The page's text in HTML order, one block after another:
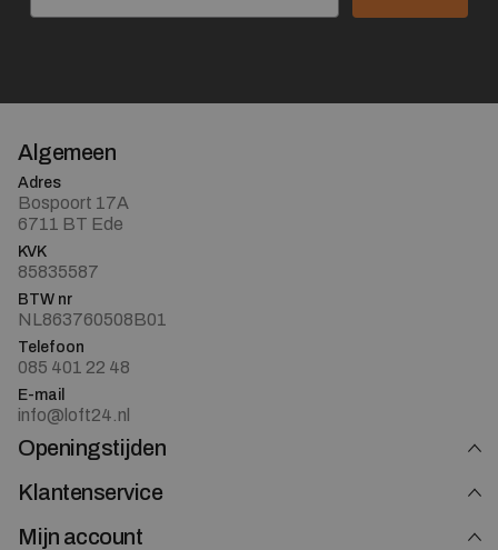
Algemeen
Adres
Bospoort 17A
6711 BT Ede
KVK
85835587
BTW nr
NL863760508B01
Telefoon
085 401 22 48
E-mail
info@loft24.nl
Openingstijden
Klantenservice
Mijn account